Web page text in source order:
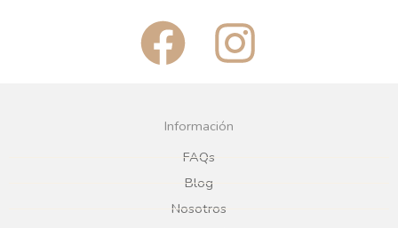
F
a
c
e
b
I
n
Información
FAQs
Blog
Nosotros